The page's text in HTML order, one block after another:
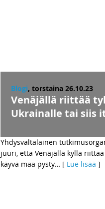
Blogi, torstaina 26.10.23
Venäjällä riittää
Ukrainalle tai siis
Yhdysvaltalainen
juuri, että Venäjällä kyllä
käyvä maa pysty… [ Lue lisää ]